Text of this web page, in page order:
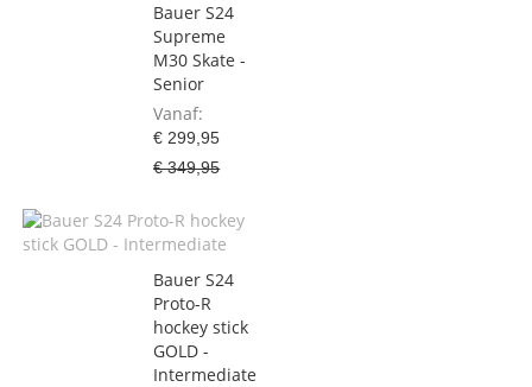
Bauer S24
Supreme
M30 Skate -
Senior
Vanaf
€ 299,95
€ 349,95
Bauer S24
Proto-R
hockey stick
GOLD -
Intermediate